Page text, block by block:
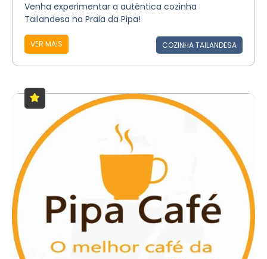
Venha experimentar a autêntica cozinha
Tailandesa na Praia da Pipa!
VER MAIS COZINHA TAILANDESA